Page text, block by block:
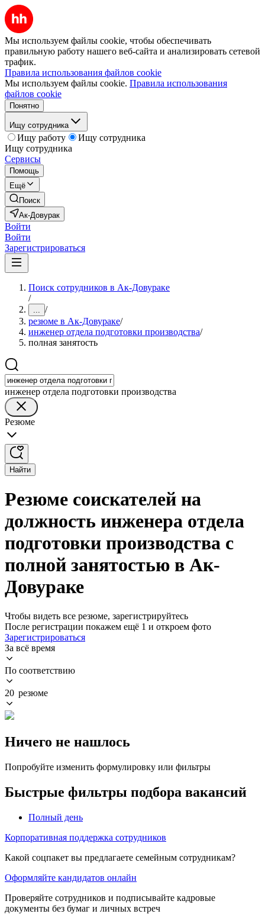
Мы используем файлы cookie, чтобы обеспечивать
правильную работу нашего веб-сайта и анализировать сетевой
трафик.
Правила использования файлов cookie
Мы используем файлы cookie. Правила использования
файлов cookie
Понятно
Ищу сотрудника
Ищу работу
Ищу сотрудника
Ищу сотрудника
Сервисы
Помощь
Ещё
Поиск
Ак-Довурак
Войти
Войти
Зарегистрироваться
Поиск сотрудников в Ак-Довураке
/
... /
резюме в Ак-Довураке/
инженер отдела подготовки производства/
полная занятость
инженер отдела подготовки производства
Резюме
Найти
Резюме соискателей на
должность инженера отдела
подготовки производства с
полной занятостью в Ак-
Довураке
Чтобы видеть все резюме, зарегистрируйтесь
После регистрации покажем ещё 1 и откроем фото
Зарегистрироваться
За всё время
По соответствию
20 резюме
Ничего не нашлось
Попробуйте изменить формулировку или фильтры
Быстрые фильтры подбора вакансий
Полный день
Корпоративная поддержка сотрудников
Какой соцпакет вы предлагаете семейным сотрудникам?
Оформляйте кандидатов онлайн
Проверяйте сотрудников и подписывайте кадровые
документы без бумаг и личных встреч